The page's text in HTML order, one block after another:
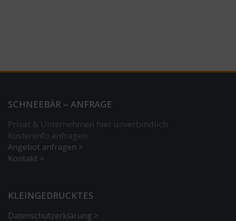
SCHNEEBÄR – ANFRAGE
Privat & Unternehmen hier unverbindlich
Kosteninfo anfragen:
Angebot anfragen >
Kontakt >
KLEINGEDRUCKTES
Datenschutzerklärung >